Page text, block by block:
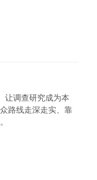
让调查研究成为本
路线走深走实、靠